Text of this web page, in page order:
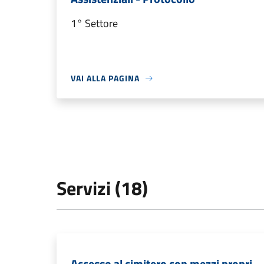
1° Settore
VAI ALLA PAGINA
Servizi (18)